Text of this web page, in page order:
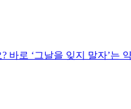
로 ‘그날을 잊지 말자’는